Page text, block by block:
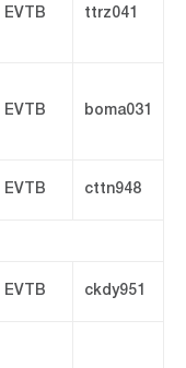
EVTB ttrz041
EVTB boma031
EVTB cttn948
EVTB ckdy951